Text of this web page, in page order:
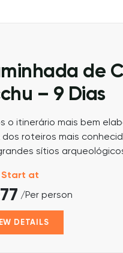
de
– 9 Dias
o itinerário mais bem
dos roteiros mais
sítios
Start at
/Per person
DETAILS